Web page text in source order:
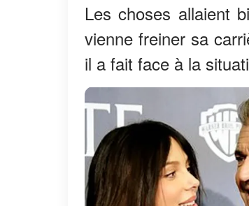
Les choses allaient
vienne freiner sa
il a fait face à la